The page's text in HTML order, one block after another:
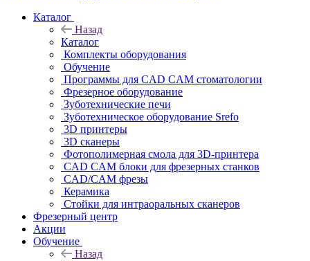
Каталог
Назад
Каталог
Комплекты оборудования
Обучение
Программы для CAD CAM стоматологии
Фрезерное оборудование
Зуботехнические печи
Зуботехническое оборудование Srefo
3D принтеры
3D сканеры
Фотополимерная смола для 3D-принтера
CAD CAM блоки для фрезерных станков
CAD/CAM фрезы
Керамика
Стойки для интраоральных сканеров
Фрезерный центр
Акции
Обучение
Назад